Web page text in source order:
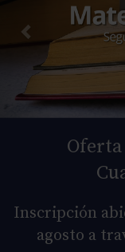
Inscripción
agosto a